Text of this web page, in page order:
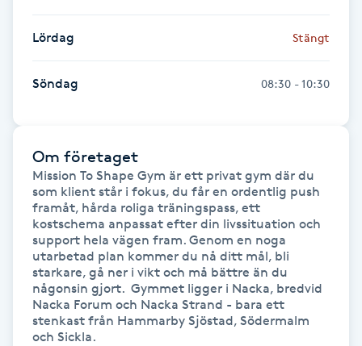
Hårborttagning
Hårbottenbehandling
Hårvård
Hälsa
Hälsprickor
Idrottsmassage
Lördag Stängt
Söndag 08:30 - 10:30
Om företaget
Mission To Shape Gym är ett privat gym där du
som klient står i fokus, du får en ordentlig push
framåt, hårda roliga träningspass, ett
kostschema anpassat efter din livssituation och
support hela vägen fram. Genom en noga
utarbetad plan kommer du nå ditt mål, bli
starkare, gå ner i vikt och må bättre än du
någonsin gjort.  Gymmet ligger i Nacka, bredvid
Nacka Forum och Nacka Strand - bara ett
stenkast från Hammarby Sjöstad, Södermalm
och Sickla.